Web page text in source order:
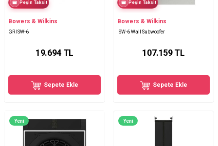
Peşin Taksit
Bowers & Wilkins
GR ISW-6
19.694TL
Sepete Ekle
Peşin Taksit
Bowers & Wilkins
ISW-6 Wall Subwoofer
107.159TL
Sepete Ekle
Yeni Yeni